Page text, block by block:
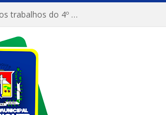
Câmara Municipal de Alenquer realiza abertura dos trabalhos do 4º Período Legislativo